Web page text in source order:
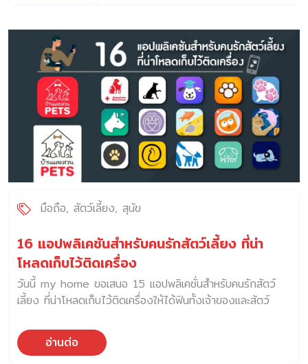
Friendly Hotels แบบติดทะเล ณ หัวหิน พร้อมให้บริการ
สำหรับสัตว์เลี้ยงและเจ้าของมาฝากกันค่ะ 1.Ibis Hua Hin
Location : ถนนเพชรเกษมม ซอยหัวหิน 87 (ห่างจากชายหาด
ประมาณ 200 เมตร) จังหวัดประจวบคีรีขันธ์ Pet Charge :
สัตว์เลี้ยงสามารถเข้าพักได้ ฟรี! ห้องละ 1 ตัว น้ำหนักไม่เกิน
10 กิโลกรัม (เฉพาะโซน) Facebook : ibisThailand […]
มือถือ สัตว์เลี้ยง สุนัข
16 แอปพลิเคชันสำหรับคนรักสัตว์เลี้ยง ที่น่า
โหลดเก็บไว้ติดเครื่อง
วันนี้ my home ขอเสนอ 15 แอปพลิเคชั่นสำหรับคนรักสัตว์
เลี้ยง ที่น่าโหลดเก็บไว้ติดเครื่องให้ได้ฟินทั้งเจ้าของและสัตว์
อ่านต่อ